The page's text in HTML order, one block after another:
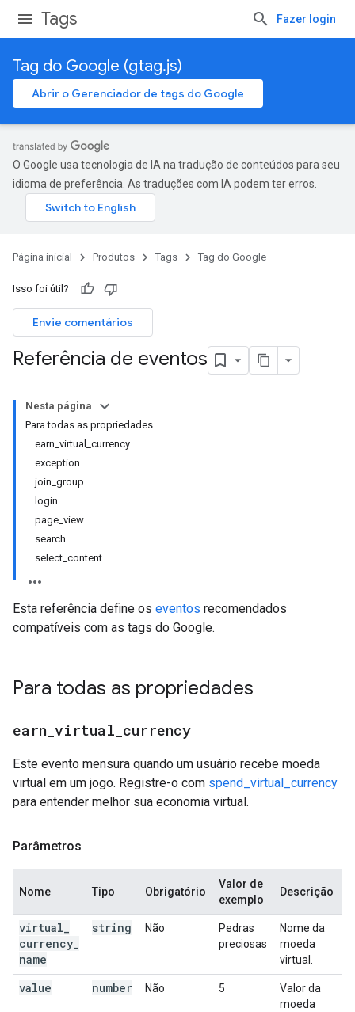
Tags Fazer login
Tag do Google (gtag.js)
Abrir o Gerenciador de tags do Google
O Google usa tecnologia de IA na tradução de conteúdos para seu
idioma de preferência. As traduções com IA podem ter erros.
Página inicial Produtos Tags Tag do Google
Isso foi útil?
Envie comentários
Referência de eventos
Nesta página
Para todas as propriedades
earn_virtual_currency
exception
join_group
login
page_view
search
select_content
Esta referência define os eventos recomendados
compatíveis com as tags do Google.
Para todas as propriedades
earn virtual currency
Este evento mensura quando um usuário recebe moeda
virtual em um jogo. Registre-o com spend_virtual_currency
para entender melhor sua economia virtual.
Parâmetros
Nome Tipo Obrigatório
Valor de
exemplo
Descrição
virtual
currency
name
string Não
Pedras
preciosas
Nome da
moeda
virtual.
value number Não 5
Valor da
moeda